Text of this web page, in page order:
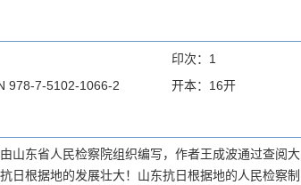
印次：1
978-7-5102-1066-2 开本：16开
山东省人民检察院组织编写，作者王成波通过查阅大
日根据地的发展壮大！山东抗日根据地的人民检察制